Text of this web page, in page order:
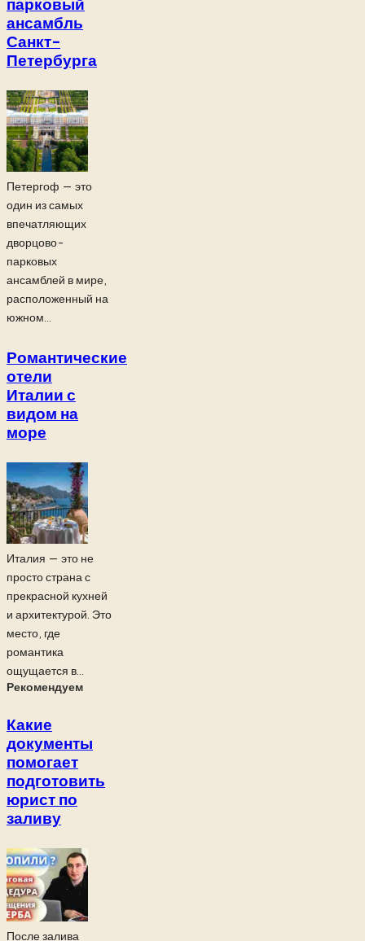
парковый
ансамбль
Санкт-
Петербурга
Петергоф — это
один из самых
впечатляющих
дворцово-
парковых
ансамблей в мире,
расположенный на
южном...
Романтические
отели
Италии с
видом на
море
Италия — это не
просто страна с
прекрасной кухней
и архитектурой. Это
место, где
романтика
ощущается в...
Рекомендуем
Какие
документы
помогает
подготовить
юрист по
заливу
После залива